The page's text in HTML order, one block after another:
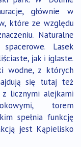
głównie w
które ze względu
Naturalne
Lasek
jak i iglaste.
wodne, z których
się tutaj też
licznymi alejkami
torem
spełnia funkcję
jest Kąpielisko